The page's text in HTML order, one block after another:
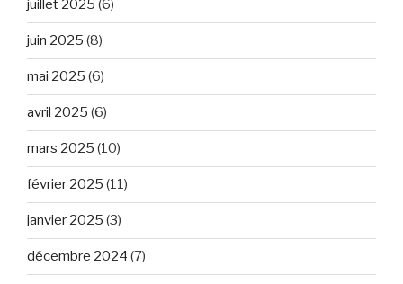
juillet 2025 (6)
juin 2025 (8)
mai 2025 (6)
avril 2025 (6)
mars 2025 (10)
février 2025 (11)
janvier 2025 (3)
décembre 2024 (7)